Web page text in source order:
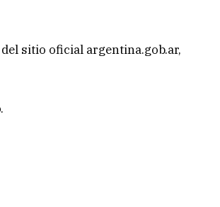
sitio oficial argentina.gob.ar,